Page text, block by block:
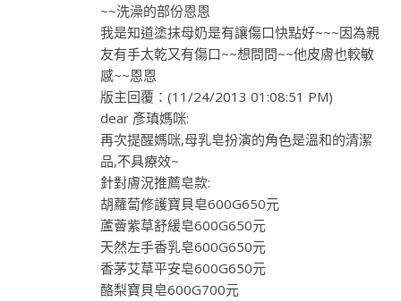
~~洗澡的部份恩恩
我是知道塗抹母奶是有讓傷口快點好~~~因為親
友有手太乾又有傷口~~想問問~~他皮膚也較敏
感~~恩恩
版主回覆：(11/24/2013 01:08:51 PM)
dear 彥瑱媽咪:
再次提醒媽咪,母乳皂扮演的角色是溫和的清潔
品,不具療效~
針對膚況推薦皂款:
胡蘿蔔修護寶貝皂600G650元
蘆薈紫草舒緩皂600G650元
天然左手香乳皂600G650元
香茅艾草平安皂600G650元
酪梨寶貝皂600G700元